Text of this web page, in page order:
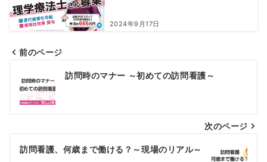
2024年9月17日
稿
ナ
ビ
ゲ
前のページ
訪問時のマナー ～初めての訪問看護～
次のページ
訪問看護、何歳まで働ける？～現場のリアル～